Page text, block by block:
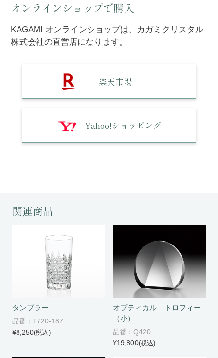
オンラインショップで購入
KAGAMI オンラインショップは、カガミクリスタル
株式会社の直営店になります。
楽天市場
Yahoo!ショッピング
関連商品
タンブラー
品番：T720-187
¥8,250(税込)
オプティカル トロフィー
（小）
品番：Q420
¥19,800(税込)